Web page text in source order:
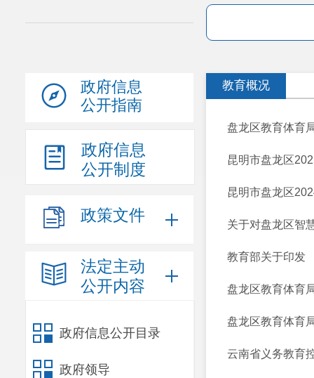
政府信息
公开指南
政府信息
公开制度
政策文件
法定主动
公开内容
政府信息公开目录
政府领导
教育概况
盘龙区教育体育
昆明市盘龙区
昆明市盘龙区
关于对盘龙区智
教育部关于印发
盘龙区教育体育
盘龙区教育体育
云南省义务教育